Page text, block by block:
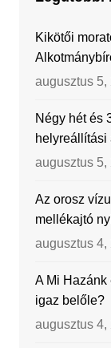
Kikötői
augusztus 5,
Négy hét és
helyreállítási
augusztus 5,
Az orosz
mellékajtó
augusztus 4,
A Mi Hazánk
igaz belőle?
augusztus 4,